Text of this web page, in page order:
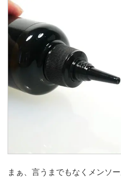
まぁ、言うまでもなくメンソ